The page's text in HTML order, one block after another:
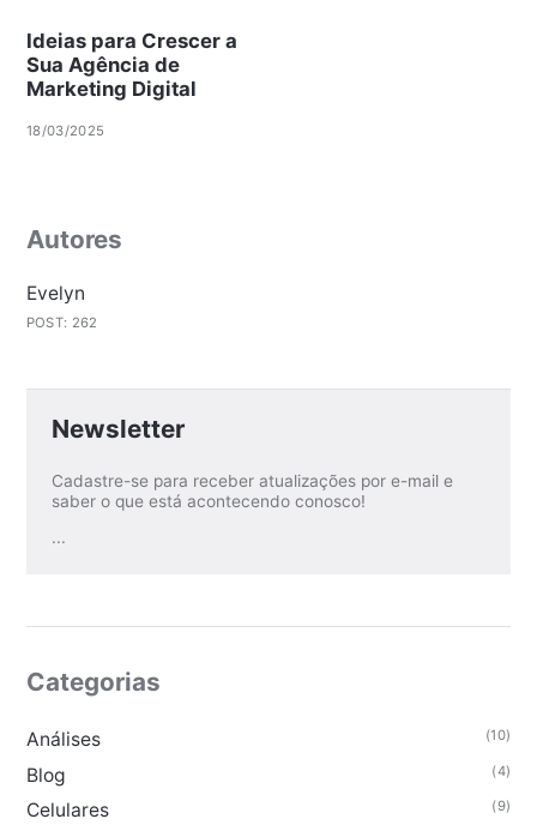
Ideias para Crescer a
Sua Agência de
Marketing Digital
18/03/2025
Autores
Evelyn
POST: 262
Newsletter
Cadastre-se para receber atualizações por e-mail e
saber o que está acontecendo conosco!
...
Categorias
Análises (10)
Blog (4)
Celulares (9)